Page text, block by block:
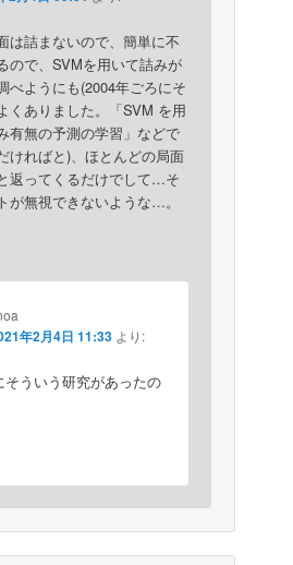
は詰まないので、簡単に不
ので、SVMを用いて詰みが
べようにも(2004年ごろにそ
くありました。「SVM を用
有無の予測の学習」などで
ければと)、ほとんどの局面
返ってくるだけでして…そ
が無視できないような…。
年2月4日 11:33 より:
そういう研究があったの